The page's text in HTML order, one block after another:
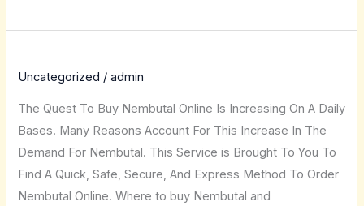
Uncategorized /admin
The Quest To Buy Nembutal Online Is Increasing On A Daily
Bases. Many Reasons Account For This Increase In The
Demand For Nembutal. This Service is Brought To You To
Find A Quick, Safe, Secure, And Express Method To Order
Nembutal Online. Where to buy Nembutal and